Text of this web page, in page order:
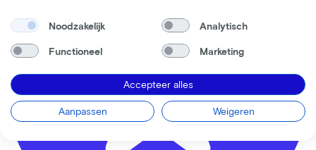
Noodzakelijk Analytisch
Functioneel Marketing
Accepteer alles
Aanpassen Weigeren